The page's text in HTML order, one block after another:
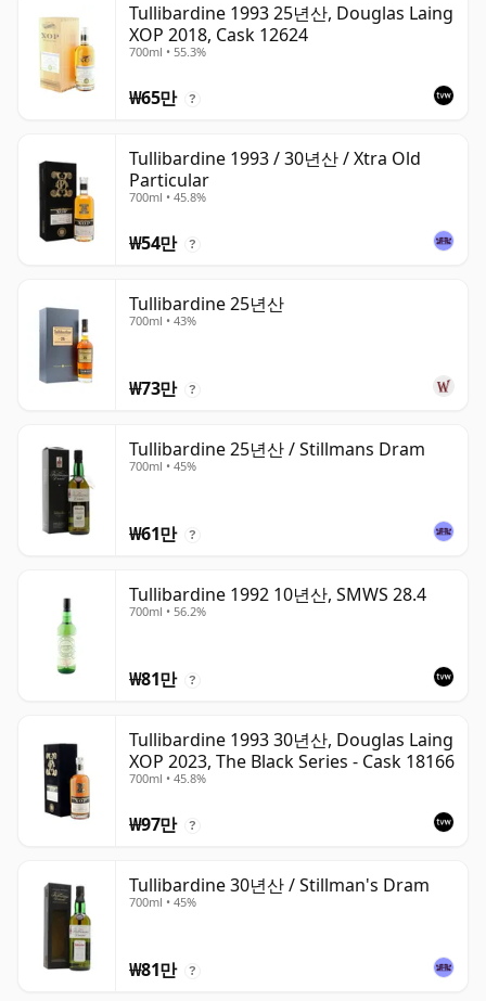
Tullibardine 1993 25년산, Douglas Laing
XOP 2018, Cask 12624
700ml • 55.3%
₩65만 ?
Tullibardine 1993 / 30년산 / Xtra Old
Particular
700ml • 45.8%
₩54만 ?
Tullibardine 25년산
700ml • 43%
₩73만 ?
Tullibardine 25년산 / Stillmans Dram
700ml • 45%
₩61만 ?
Tullibardine 1992 10년산, SMWS 28.4
700ml • 56.2%
₩81만 ?
Tullibardine 1993 30년산, Douglas Laing
XOP 2023, The Black Series - Cask 18166
700ml • 45.8%
₩97만 ?
Tullibardine 30년산 / Stillman's Dram
700ml • 45%
₩81만 ?